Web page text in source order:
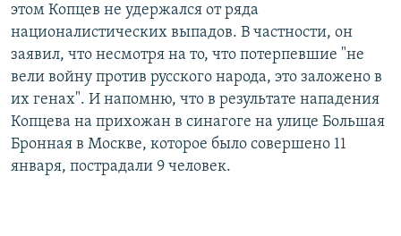
этом Копцев не удержался от ряда
националистических выпадов. В частности, он
заявил, что несмотря на то, что потерпевшие "не
вели войну против русского народа, это заложено в
их генах". И напомню, что в результате нападения
Копцева на прихожан в синагоге на улице Большая
Бронная в Москве, которое было совершено 11
января, пострадали 9 человек.